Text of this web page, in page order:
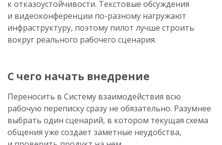
к отказоустойчивости. Текстовые обсуждения
и видеоконференции по-разному нагружают
инфраструктуру, поэтому пилот лучше строить
вокруг реального рабочего сценария.
С чего начать внедрение
Переносить в Систему взаимодействия всю
рабочую переписку сразу не обязательно. Разумнее
выбрать один сценарий, в котором текущая схема
общения уже создает заметные неудобства,